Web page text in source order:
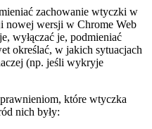
zachowanie wtyczki w
nowej wersji w Chrome Web
wyłączać je, podmieniać
określać, w jakich sytuacjach
(np. jeśli wykryje
które wtyczka
nich były: